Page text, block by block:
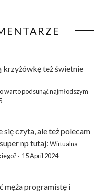
krzyżówkęteż świetnie
warto podsunąć najmłodszym
się czyta, ale też polecam
np tutaj: Wirtualna
· 15 April 2024
męża programistę i